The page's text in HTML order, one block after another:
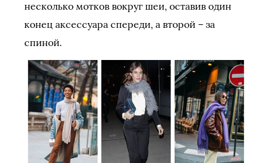
несколько мотков вокруг шеи, оставив один
конец аксессуара спереди, а второй – за
спиной.